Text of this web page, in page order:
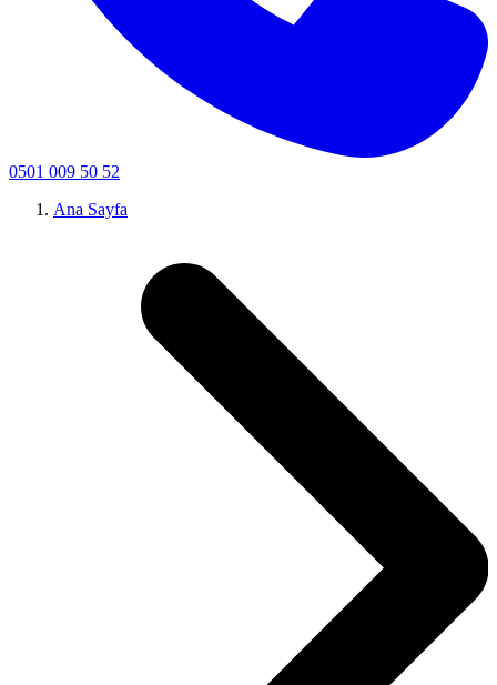
0501 009 50 52
Ana Sayfa